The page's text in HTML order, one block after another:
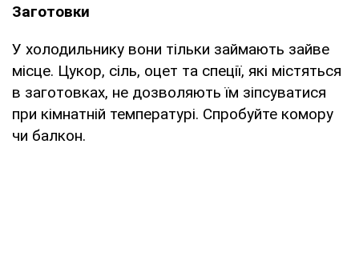
Заготовки
У холодильнику вони тільки займають зайве
місце. Цукор, сіль, оцет та спеції, які містяться
в заготовках, не дозволяють їм зіпсуватися
при кімнатній температурі. Спробуйте комору
чи балкон.